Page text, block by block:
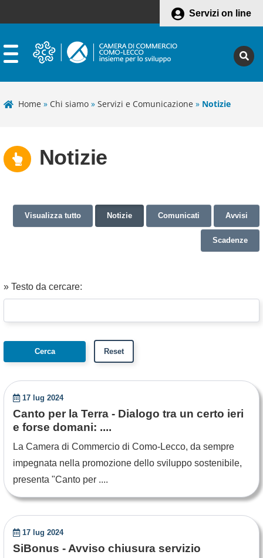
Servizi on line
Home » Chi siamo » Servizi e Comunicazione » Notizie
Notizie
Visualizza tutto Notizie Comunicati Avvisi
Scadenze
» Testo da cercare:
17 lug 2024
Canto per la Terra - Dialogo tra un certo ieri
e forse domani: ....
La Camera di Commercio di Como-Lecco, da sempre
impegnata nella promozione dello sviluppo sostenibile,
presenta "Canto per ....
17 lug 2024
SiBonus - Avviso chiusura servizio